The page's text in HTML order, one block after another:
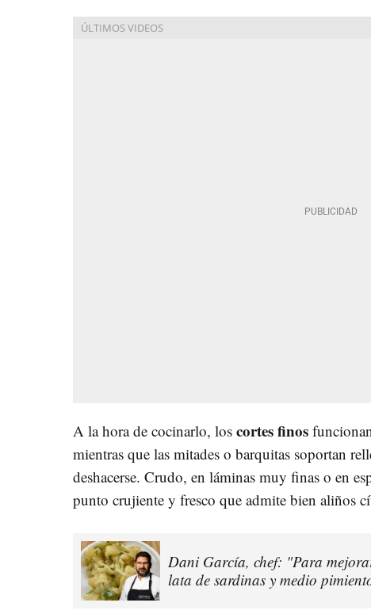
A la hora de cocinarlo, los cortes finos
mientras que las mitades o barquitas soportan
deshacerse. Crudo, en láminas muy finas o en
punto crujiente y fresco que admite bien aliños
Dani García, chef: "Para
lata de sardinas y medio